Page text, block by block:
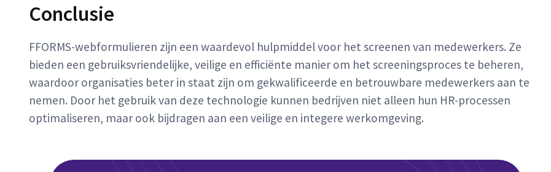
Conclusie
FFORMS-webformulieren zijn een waardevol hulpmiddel voor het screenen van medewerkers. Ze
bieden een gebruiksvriendelijke, veilige en efficiënte manier om het screeningsproces te beheren,
waardoor organisaties beter in staat zijn om gekwalificeerde en betrouwbare medewerkers aan te
nemen. Door het gebruik van deze technologie kunnen bedrijven niet alleen hun HR-processen
optimaliseren, maar ook bijdragen aan een veilige en integere werkomgeving.